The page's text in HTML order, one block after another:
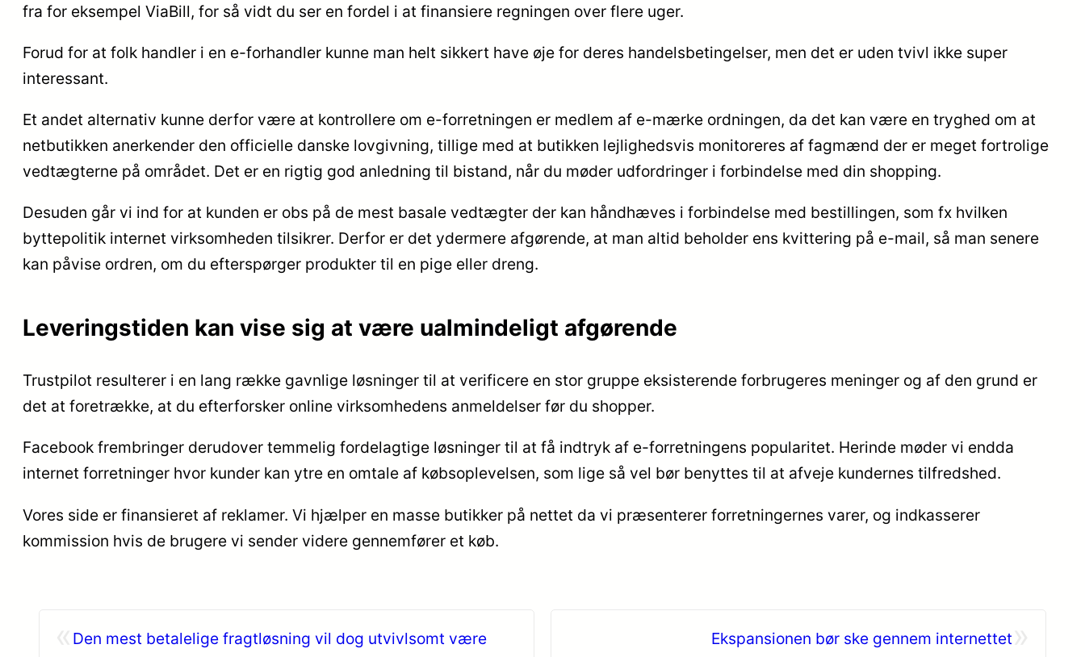
fra for eksempel ViaBill, for så vidt du ser en fordel i at finansiere regningen over flere uger.
Forud for at folk handler i en e-forhandler kunne man helt sikkert have øje for deres handelsbetingelser, men det er uden tvivl ikke super
interessant.
Et andet alternativ kunne derfor være at kontrollere om e-forretningen er medlem af e-mærke ordningen, da det kan være en tryghed om at
netbutikken anerkender den officielle danske lovgivning, tillige med at butikken lejlighedsvis monitoreres af fagmænd der er meget fortrolige
vedtægterne på området. Det er en rigtig god anledning til bistand, når du møder udfordringer i forbindelse med din shopping.
Desuden går vi ind for at kunden er obs på de mest basale vedtægter der kan håndhæves i forbindelse med bestillingen, som fx hvilken
byttepolitik internet virksomheden tilsikrer. Derfor er det ydermere afgørende, at man altid beholder ens kvittering på e-mail, så man senere
kan påvise ordren, om du efterspørger produkter til en pige eller dreng.
Leveringstiden kan vise sig at være ualmindeligt afgørende
Trustpilot resulterer i en lang række gavnlige løsninger til at verificere en stor gruppe eksisterende forbrugeres meninger og af den grund er
det at foretrække, at du efterforsker online virksomhedens anmeldelser før du shopper.
Facebook frembringer derudover temmelig fordelagtige løsninger til at få indtryk af e-forretningens popularitet. Herinde møder vi endda
internet forretninger hvor kunder kan ytre en omtale af købsoplevelsen, som lige så vel bør benyttes til at afveje kundernes tilfredshed.
Vores side er finansieret af reklamer. Vi hjælper en masse butikker på nettet da vi præsenterer forretningernes varer, og indkasserer
kommission hvis de brugere vi sender videre gennemfører et køb.
Den mest betalelige fragtløsning vil dog utvivlsomt være
Ekspansionen bør ske gennem internettet